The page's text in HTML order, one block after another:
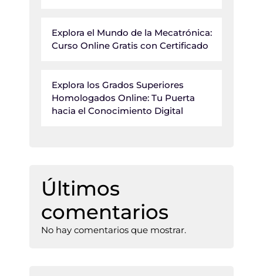
Explora el Mundo de la Mecatrónica:
Curso Online Gratis con Certificado
Explora los Grados Superiores
Homologados Online: Tu Puerta
hacia el Conocimiento Digital
Últimos
comentarios
No hay comentarios que mostrar.